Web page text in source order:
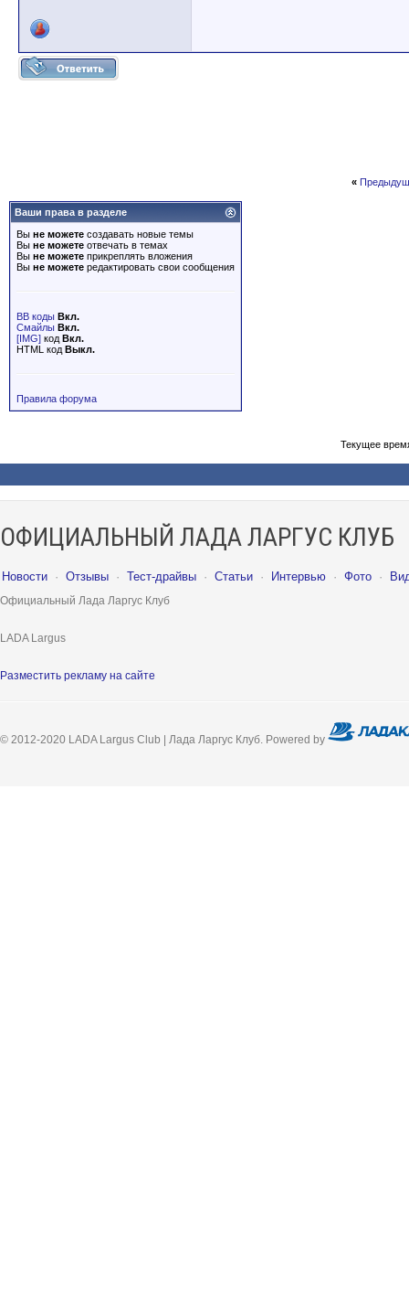
«
Ваши права в разделе
Вы не можете создавать новые темы
Вы не можете отвечать в темах
Вы не можете прикреплять вложения
Вы не можете редактировать свои сообщения
BB коды Вкл.
Смайлы Вкл.
[IMG] код Вкл.
HTML код Выкл.
Правила форума
Текущее
ОФИЦИАЛЬНЫЙ ЛАДА ЛАРГУС КЛУБ
Новости · Отзывы · Тест-драйвы · Статьи · Интервью · Фото ·
Официальный Лада Ларгус Клуб
LADA Largus
Разместить рекламу на сайте
© 2012-2020 LADA Largus Club | Лада Ларгус Клуб. Powered by